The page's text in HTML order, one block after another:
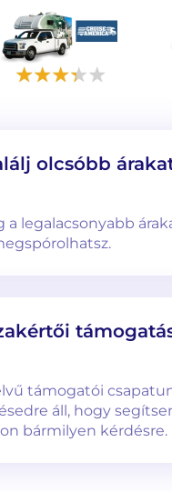
olcsóbb
a legalacsonyabb
támogatói
áll, hogy
bármilyen kérdésre.